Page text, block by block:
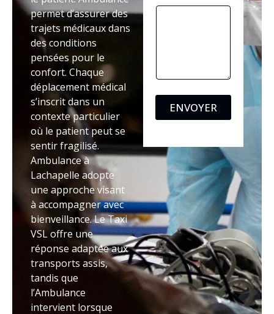
permet d’assurer des
trajets médicaux dans
des conditions
pensées pour le
confort. Chaque
déplacement médical
s’inscrit dans un
contexte particulier
où le patient peut se
sentir fragilisé.
Ambulance à
Lachapelle adopte
une approche visant
à accompagner avec
bienveillance. Le Taxi
VSL offre une
réponse adaptée aux
transports assis,
tandis que
l’Ambulance
intervient lorsque
ENVOYER